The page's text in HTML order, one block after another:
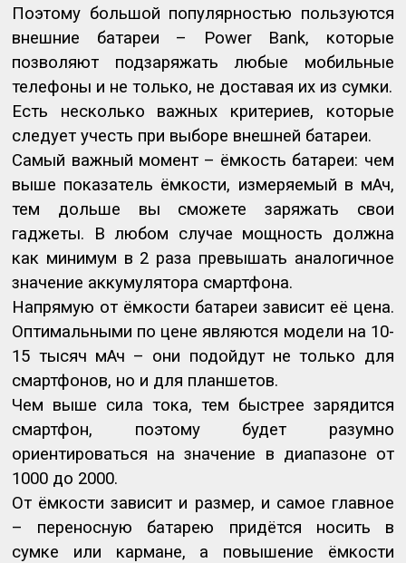
Поэтому большой популярностью пользуются
внешние батареи –
Power Bank, которые
позволяют подзаряжать любые мобильные
телефоны и не только, не доставая их из сумки.
Есть несколько важных критериев, которые
следует учесть при выборе внешней батареи.
Самый важный момент – ёмкость батареи: чем
выше показатель ёмкости, измеряемый в мАч,
тем дольше вы сможете заряжать свои
гаджеты. В любом случае мощность должна
как минимум в 2 раза превышать аналогичное
значение аккумулятора смартфона.
Напрямую от ёмкости батареи зависит её цена.
Оптимальными по цене являются модели на 10-
15 тысяч мАч – они подойдут не только для
смартфонов, но и для планшетов.
Чем выше сила тока, тем быстрее зарядится
смартфон, поэтому будет разумно
ориентироваться на значение в диапазоне от
1000 до 2000.
От ёмкости зависит и размер, и самое главное
– переносную батарею придётся носить в
сумке или кармане, а повышение ёмкости